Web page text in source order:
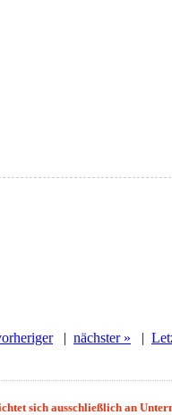
| nächster » |
sich ausschließlich an